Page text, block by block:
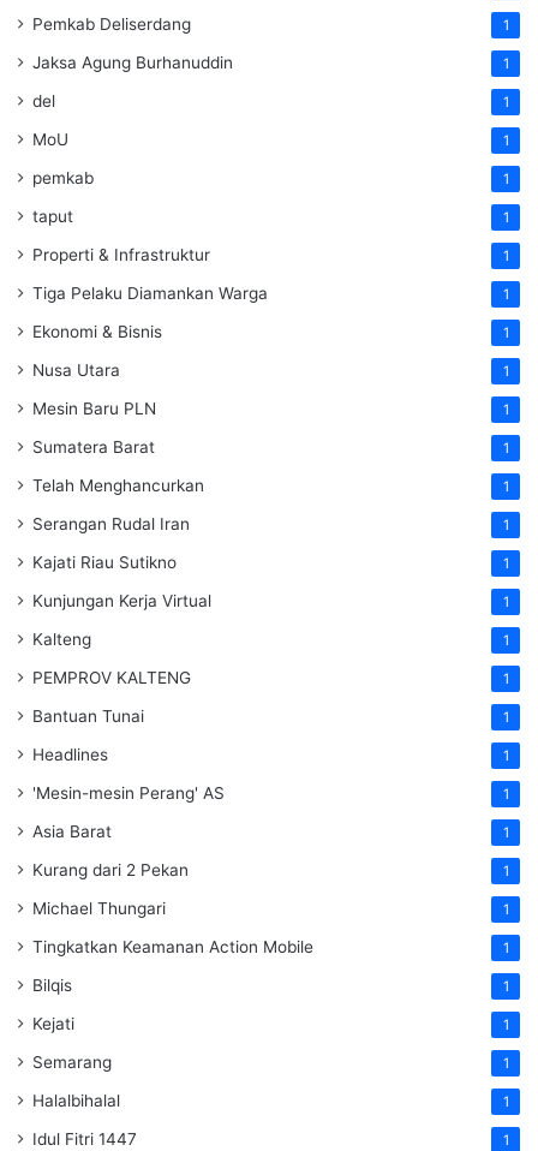
Pemkab Deliserdang 1
Jaksa Agung Burhanuddin 1
del 1
MoU 1
pemkab 1
taput 1
Properti & Infrastruktur 1
Tiga Pelaku Diamankan Warga 1
Ekonomi & Bisnis 1
Nusa Utara 1
Mesin Baru PLN 1
Sumatera Barat 1
Telah Menghancurkan 1
Serangan Rudal Iran 1
Kajati Riau Sutikno 1
Kunjungan Kerja Virtual 1
Kalteng 1
PEMPROV KALTENG 1
Bantuan Tunai 1
Headlines 1
'Mesin-mesin Perang' AS 1
Asia Barat 1
Kurang dari 2 Pekan 1
Michael Thungari 1
Tingkatkan Keamanan Action Mobile 1
Bilqis 1
Kejati 1
Semarang 1
Halalbihalal 1
Idul Fitri 1447 1